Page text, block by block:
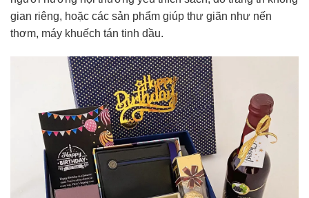
gian riêng, hoặc các sản phẩm giúp thư giãn như nến
thơm, máy khuếch tán tinh dầu.